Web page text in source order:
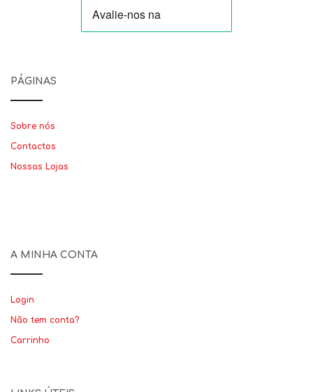
PÁGINAS
Sobre nós
Contactos
Nossas Lojas
A MINHA CONTA
Login
Não tem conta?
Carrinho